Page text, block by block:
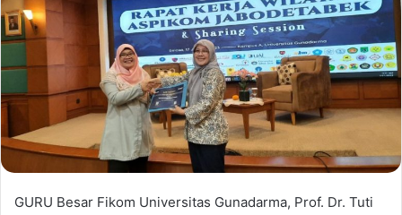
GURU Besar Fikom Universitas Gunadarma, Prof. Dr. Tuti